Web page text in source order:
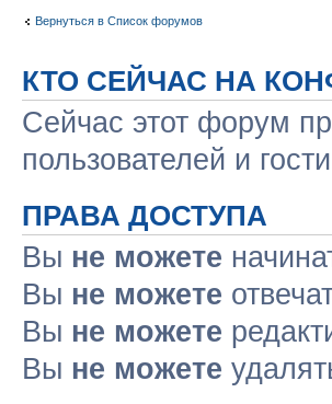
Вернуться в Список форумов
КТО СЕЙЧАС НА
Сейчас этот форум
пользователей и
ПРАВА ДОСТУПА
Вы не можете
Вы не можете
Вы не можете
Вы не можете